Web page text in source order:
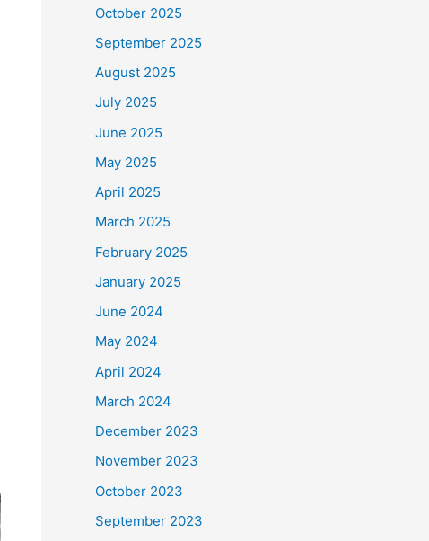
October 2025
September 2025
August 2025
July 2025
June 2025
May 2025
April 2025
March 2025
February 2025
January 2025
June 2024
May 2024
April 2024
March 2024
December 2023
November 2023
October 2023
September 2023